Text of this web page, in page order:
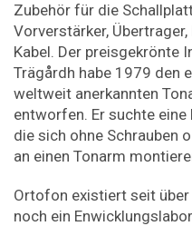
Zubehör für die
Vorverstärker,
Kabel. Der preisgekrönte
Trägårdh habe 1979 den
weltweit anerkannten
entworfen. Er suchte
die sich ohne Schrauben
an einen Tonarm
Ortofon existiert seit
noch ein